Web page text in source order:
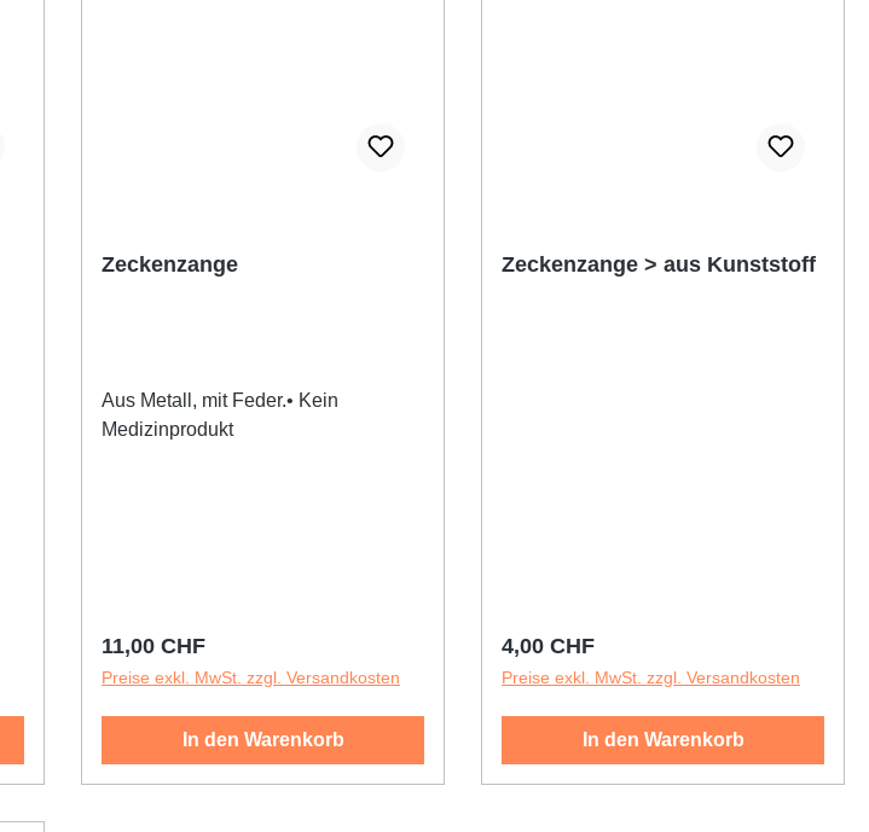
Zeckenzange
Aus Metall, mit Feder.• Kein
Medizinprodukt
Regulärer Preis:
11,00 CHF
Preise exkl. MwSt. zzgl. Versandkosten
In den Warenkorb
Zeckenzange > aus Kunststoff
Regulärer Preis:
4,00 CHF
Preise exkl. MwSt. zzgl. Versandkosten
In den Warenkorb